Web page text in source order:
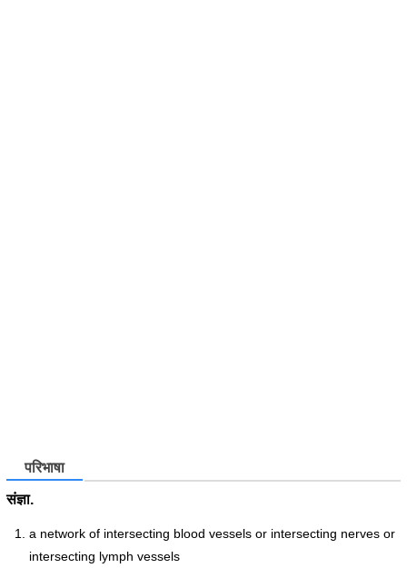
परिभाषा
संज्ञा.
a network of intersecting blood vessels or intersecting nerves or
intersecting lymph vessels